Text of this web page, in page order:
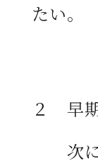
たい。
２ 早
次に